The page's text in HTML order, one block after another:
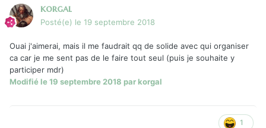
korgal
Posté(e) le 19 septembre 2018
Ouai j'aimerai, mais il me faudrait qq de solide avec qui organiser
ca car je me sent pas de le faire tout seul (puis je souhaite y
participer mdr)
Modifié le 19 septembre 2018 par korgal
1